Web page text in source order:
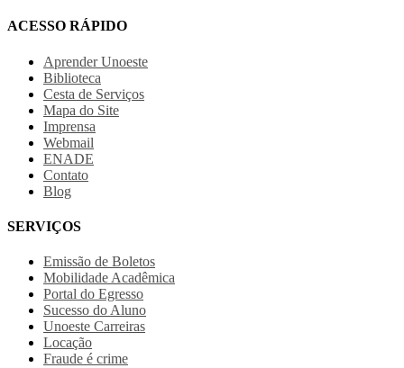
ACESSO RÁPIDO
Aprender Unoeste
Biblioteca
Cesta de Serviços
Mapa do Site
Imprensa
Webmail
ENADE
Contato
Blog
SERVIÇOS
Emissão de Boletos
Mobilidade Acadêmica
Portal do Egresso
Sucesso do Aluno
Unoeste Carreiras
Locação
Fraude é crime